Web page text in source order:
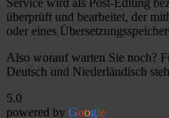
Service wird als Post-Editing
überprüft und bearbeitet, der
oder eines
Also worauf warten Sie noch?
Deutsch und Niederländisch
5.0
powered by Google